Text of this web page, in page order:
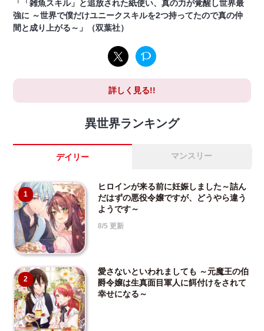
「「雑魚スキル」と追放された紙使い、真の力が覚醒し世界最
強に ～世界で僕だけユニークスキルを2つ持ってたので真の仲
間と成り上がる～」（双葉社）
詳しく見る!!
異世界ランキング
デイリー マンスリー
1
ヒロインが来る前に妊娠しました～詰ん
だはずの悪役令嬢ですが、どうやら違う
ようです～
8/5 更新
2
愛さないといわれましても ～元魔王の伯
爵令嬢は生真面目軍人に餌付けをされて
幸せになる～